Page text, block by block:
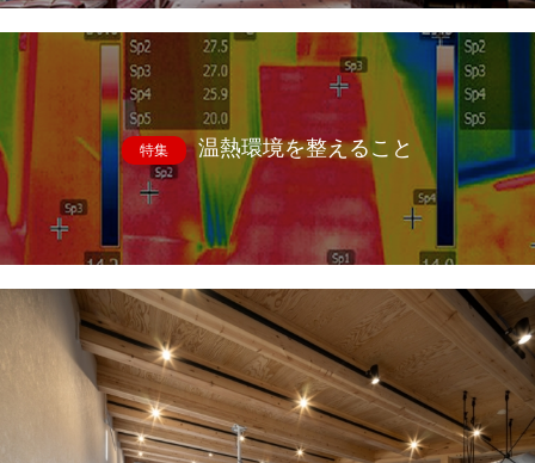
特集 温熱環境を整えること